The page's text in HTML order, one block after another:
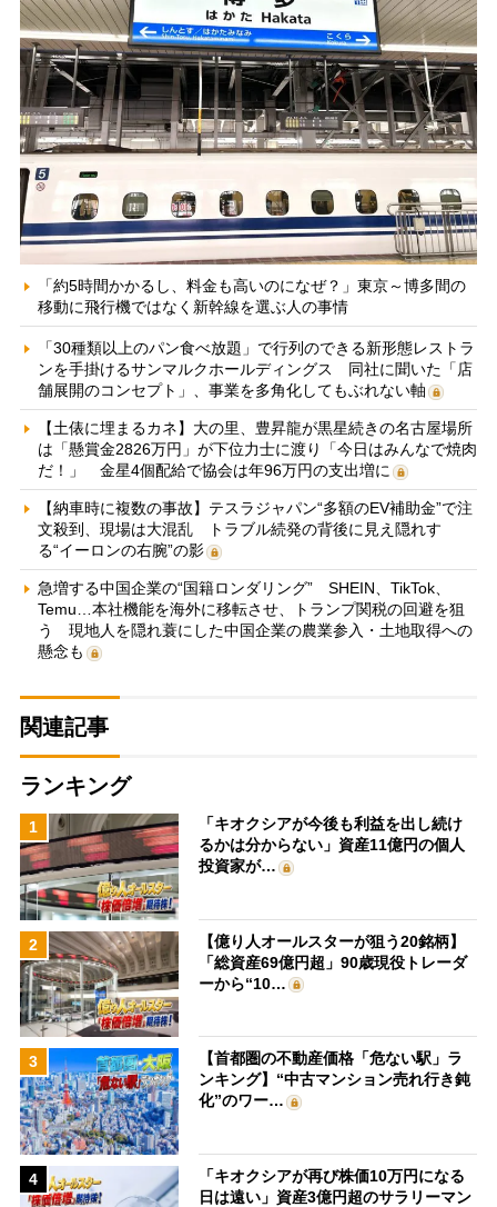
「約5時間かかるし、料金も高いのになぜ？」東京～博多間の
移動に飛行機ではなく新幹線を選ぶ人の事情
「30種類以上のパン食べ放題」で行列のできる新形態レストラ
ンを手掛けるサンマルクホールディングス 同社に聞いた「店
舗展開のコンセプト」、事業を多角化してもぶれない軸
【土俵に埋まるカネ】大の里、豊昇龍が黒星続きの名古屋場所
は「懸賞金2826万円」が下位力士に渡り「今日はみんなで焼肉
だ！」 金星4個配給で協会は年96万円の支出増に
【納車時に複数の事故】テスラジャパン“多額のEV補助金”で注
文殺到、現場は大混乱 トラブル続発の背後に見え隠れす
る“イーロンの右腕”の影
急増する中国企業の“国籍ロンダリング” SHEIN、TikTok、
Temu…本社機能を海外に移転させ、トランプ関税の回避を狙
う 現地人を隠れ蓑にした中国企業の農業参入・土地取得への
懸念も
関連記事
ランキング
1
「キオクシアが今後も利益を出し続け
るかは分からない」資産11億円の個人
投資家が…
2
【億り人オールスターが狙う20銘柄】
「総資産69億円超」90歳現役トレーダ
ーから“10…
3
【首都圏の不動産価格「危ない駅」ラ
ンキング】“中古マンション売れ行き鈍
化”のワー…
4
「キオクシアが再び株価10万円になる
日は遠い」資産3億円超のサラリーマン